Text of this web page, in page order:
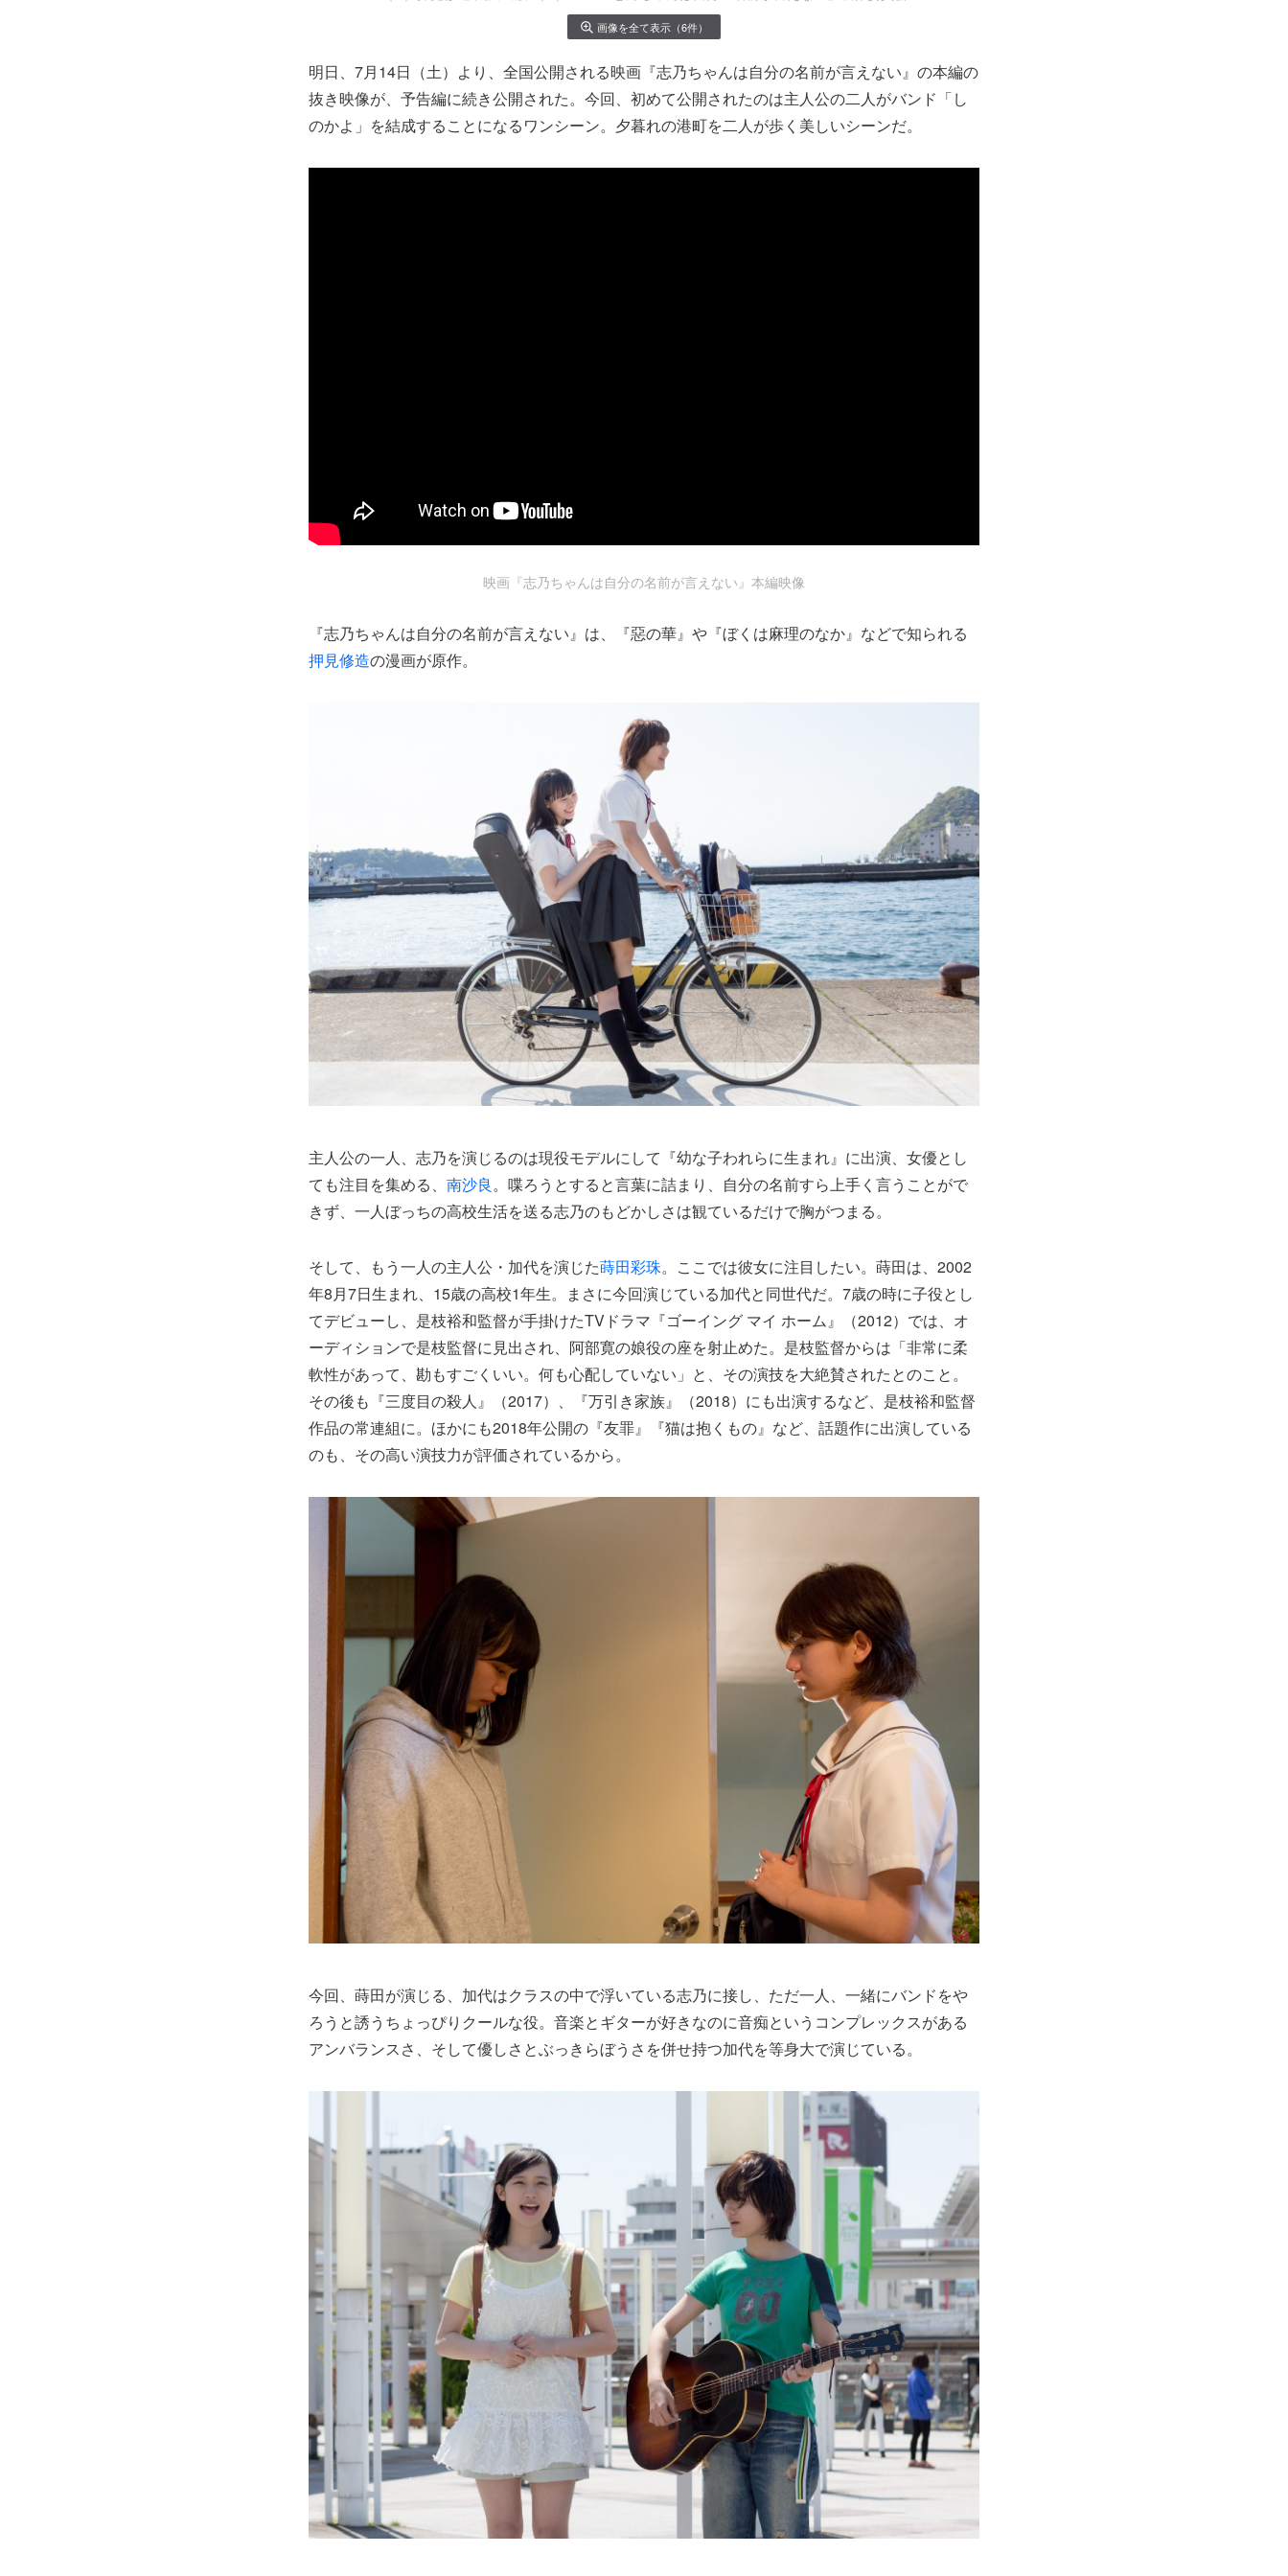
画像を全て表示（6件）
明日、7月14日（土）より、全国公開される映画『志乃ちゃんは自分の名前が言えない』の本編の
抜き映像が、予告編に続き公開された。今回、初めて公開されたのは主人公の二人がバンド「し
のかよ」を結成することになるワンシーン。夕暮れの港町を二人が歩く美しいシーンだ。
映画『志乃ちゃんは自分の名前が言えない』本編映像
『志乃ちゃんは自分の名前が言えない』は、『惡の華』や『ぼくは麻理のなか』などで知られる
押見修造の漫画が原作。
主人公の一人、志乃を演じるのは現役モデルにして『幼な子われらに生まれ』に出演、女優とし
ても注目を集める、 南沙良 。喋ろうとすると言葉に詰まり、自分の名前すら上手く言うことがで
きず、一人ぼっちの高校生活を送る志乃のもどかしさは観ているだけで胸がつまる。
そして、もう一人の主人公・加代を演じた蒔田彩珠。ここでは彼女に注目したい。蒔田は、2002
年8月7日生まれ、15歳の高校1年生。まさに今回演じている加代と同世代だ。7歳の時に子役とし
てデビューし、是枝裕和監督が手掛けたTVドラマ『ゴーイング マイ ホーム』（2012）では、オ
ーディションで是枝監督に見出され、阿部寛の娘役の座を射止めた。是枝監督からは「非常に柔
軟性があって、勘もすごくいい。何も心配していない」と、その演技を大絶賛されたとのこと。
その後も『三度目の殺人』（2017）、『万引き家族』（2018）にも出演するなど、是枝裕和監督
作品の常連組に。ほかにも2018年公開の『友罪』『猫は抱くもの』など、話題作に出演している
のも、その高い演技力が評価されているから。
今回、蒔田が演じる、加代はクラスの中で浮いている志乃に接し、ただ一人、一緒にバンドをや
ろうと誘うちょっぴりクールな役。音楽とギターが好きなのに音痴というコンプレックスがある
アンバランスさ、そして優しさとぶっきらぼうさを併せ持つ加代を等身大で演じている。